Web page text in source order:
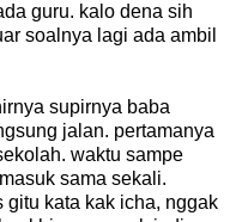
guru. kalo dena sih
soalnya lagi ada ambil
supirnya baba
jalan. pertamanya
waktu sampe
sama sekali.
kata kak icha, nggak